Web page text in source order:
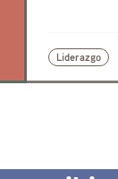
Liderazgo